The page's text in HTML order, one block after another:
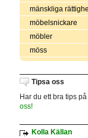
mänskliga
möbelsnickare
möbler
möss
Tipsa oss
Har du ett bra tips
oss!
Kolla Källan